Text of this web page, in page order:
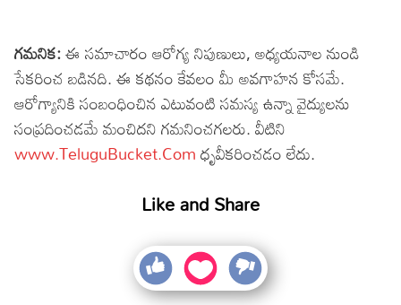
గమనిక:ఈ సమాచారం ఆరోగ్య నిపుణులు, అధ్యయనాల నుండి
సేకరించ బడినది. ఈ కథనం కేవలం మీ అవగాహన కోసమే.
ఆరోగ్యానికి సంబంధించిన ఎటువంటి సమస్య ఉన్నా వైద్యులను
సంప్రదించడమే మంచిదని గమనించగలరు. వీటిని
www.TeluguBucket.Comధృవీకరించడం లేదు.
Like and Share